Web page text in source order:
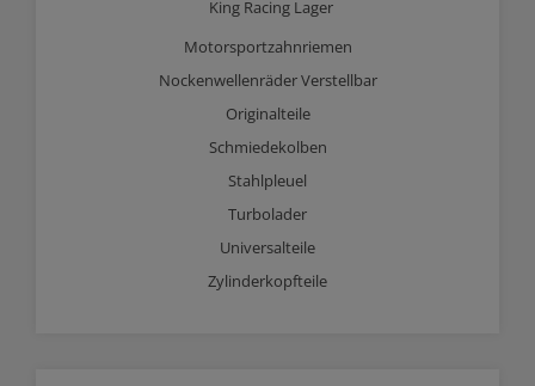
King Racing Lager
Motorsportzahnriemen
Nockenwellenräder Verstellbar
Originalteile
Schmiedekolben
Stahlpleuel
Turbolader
Universalteile
Zylinderkopfteile